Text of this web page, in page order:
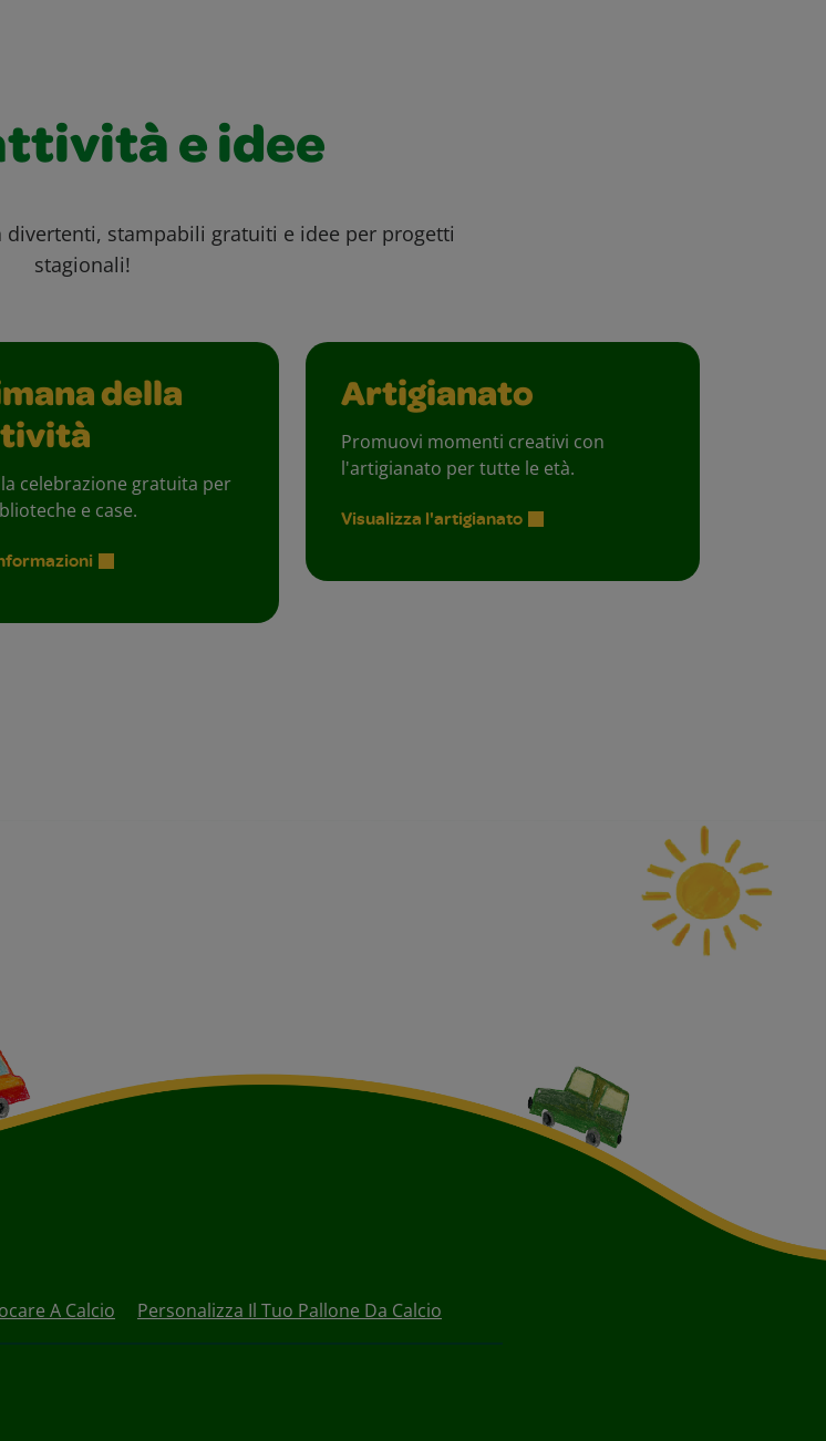
e idee
divertenti, stampabili gratuiti e idee per progetti
stagionali!
della
celebrazione gratuita per
e case.
Artigianato
Promuovi momenti creativi con
l'artigianato per tutte le età.
Visualizza l'artigianato
A Calcio Personalizza Il Tuo Pallone Da Calcio